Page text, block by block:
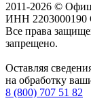
2011-2026 ©
ИНН 2203000190
Все права
запрещено.
Оставляя
на обработку
8 (800) 707 51 82